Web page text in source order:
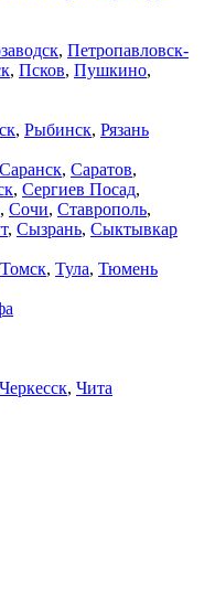
, Петропавловск-
, Псков, Пушкино,
, Рыбинск, Рязань
Саранск, Саратов,
, Сергиев Посад,
, Сочи, Ставрополь,
, Сызрань, Сыктывкар
Томск, Тула, Тюмень
Черкесск, Чита